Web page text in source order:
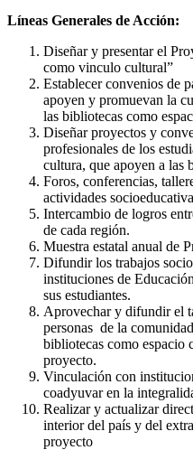
Líneas Generales de Acción:
Diseñar y presentar el
como vinculo cultural”
Establecer convenios de
apoyen y promuevan la
las bibliotecas como
Diseñar proyectos y
profesionales de los
cultura, que apoyen a las
Foros, conferencias,
actividades
Intercambio de logros
de cada región.
Muestra estatal anual de
Difundir los trabajos
instituciones de
sus estudiantes.
Aprovechar y difundir el
personas de la
bibliotecas como espacio
proyecto.
Vinculación con
coadyuvar en la
Realizar y actualizar
interior del país y del
proyecto